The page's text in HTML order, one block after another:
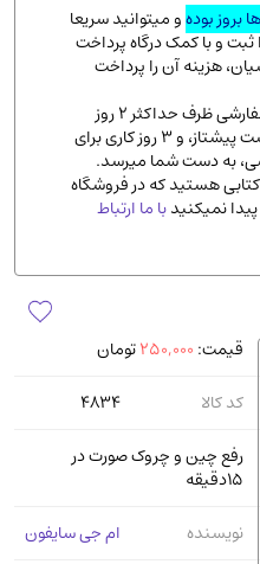
بروز بودهو میتوانید سریعا
ثبت و با کمک درگاه پرداخت
هزینه آن را پرداخت
کتاب های سفارشی ظرف حداکثر 2 روز
کاری برای پست پیشتاز، و 3 روز کاری برای
به دست شما میرسد.
کتابی هستید که در فروشگاه
نمیکنیدبا ما ارتباط
قیمت: 250,000تومان
کد کالا
4834
رفع چین و چروک صورت در
15دقیقه
نویسنده
ام جی سایفون